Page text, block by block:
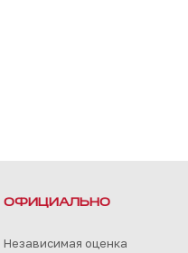
ОФИЦИАЛЬНО
Независимая оценка